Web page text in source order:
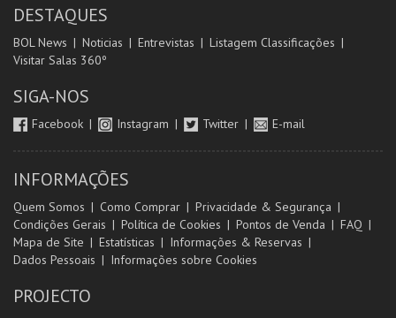
DESTAQUES
BOL News Noticias Entrevistas
Listagem Classificações
Visitar Salas 360º
SIGA-NOS
Facebook Instagram Twitter E-mail
INFORMAÇÕES
Quem Somos Como Comprar
Privacidade & Segurança
Condições Gerais
Política de Cookies Pontos de Venda
FAQ
Mapa de Site
Estatísticas
Informações & Reservas
Dados Pessoais
Informações sobre Cookies
PROJECTO